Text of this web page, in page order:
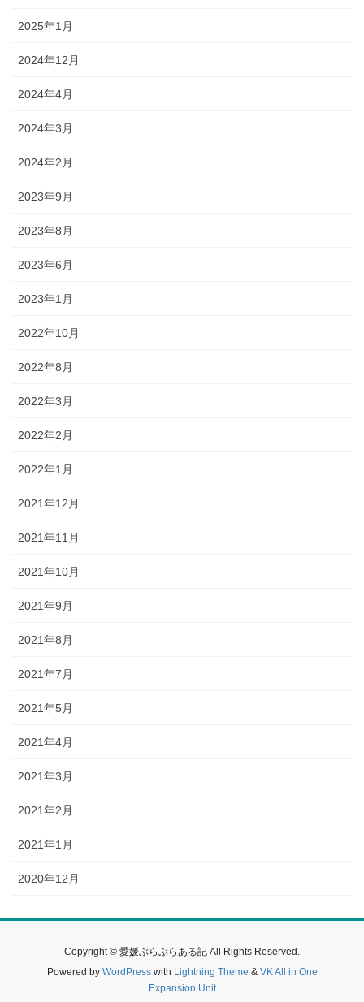
2025年1月
2024年12月
2024年4月
2024年3月
2024年2月
2023年9月
2023年8月
2023年6月
2023年1月
2022年10月
2022年8月
2022年3月
2022年2月
2022年1月
2021年12月
2021年11月
2021年10月
2021年9月
2021年8月
2021年7月
2021年5月
2021年4月
2021年3月
2021年2月
2021年1月
2020年12月
Copyright © 愛媛ぶらぶらある記 All Rights Reserved.
Powered by WordPresswith Lightning Theme & VK All in One
Expansion Unit